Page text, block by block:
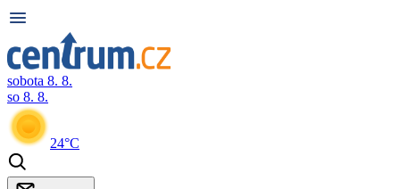
sobota 8. 8.
so 8. 8.
24°C